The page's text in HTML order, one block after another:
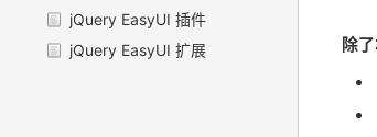
jQuery EasyUI 插件
jQuery EasyUI 扩展
除